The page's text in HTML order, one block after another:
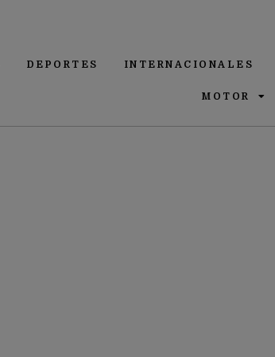
DEPORTES INTERNACIONALES
MOTOR